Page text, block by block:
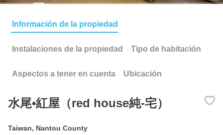
Información de la propiedad
Instalaciones de la propiedad Tipo de habitación
Aspectos a tener en cuenta Ubicación
水尾•紅屋（red house純-宅）
Taiwan, Nantou County